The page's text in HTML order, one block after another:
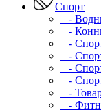
Спорт
-
-
-
-
-
-
-
-